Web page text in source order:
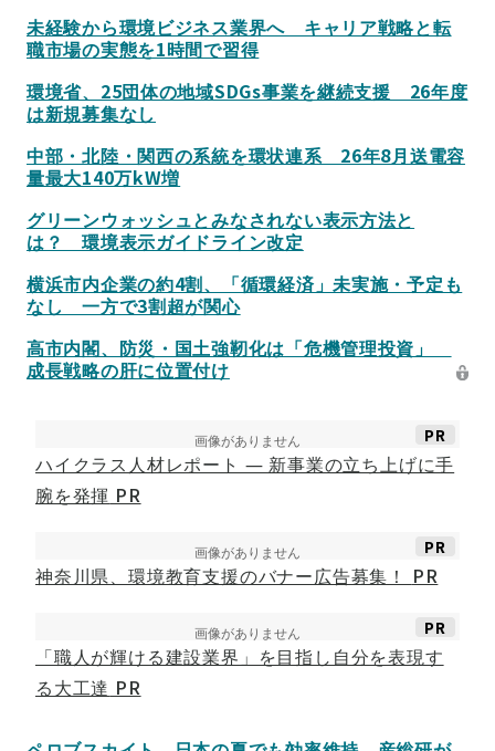
未経験から環境ビジネス業界へ キャリア戦略と転
職市場の実態を1時間で習得
環境省、25団体の地域SDGs事業を継続支援 26年度
は新規募集なし
中部・北陸・関西の系統を環状連系 26年8月送電容
量最大140万kW増
グリーンウォッシュとみなされない表示方法と
は？ 環境表示ガイドライン改定
横浜市内企業の約4割、「循環経済」未実施・予定も
なし 一方で3割超が関心
高市内閣、防災・国土強靭化は「危機管理投資」
成長戦略の肝に位置付け
PR
ハイクラス人材レポート ― 新事業の立ち上げに手
腕を発揮 PR
PR
神奈川県、環境教育支援のバナー広告募集！ PR
PR
「職人が輝ける建設業界」を目指し自分を表現す
る大工達 PR